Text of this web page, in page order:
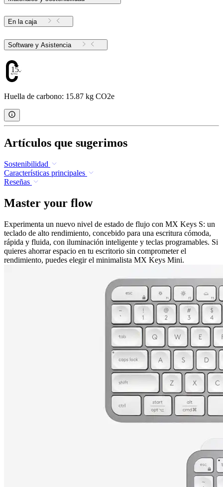
En la caja
Software y Asistencia
15.87
Huella de carbono: 15.87 kg CO2e
Artículos que sugerimos
Sostenibilidad
Características principales
Reseñas
Master your flow
Experimenta un nuevo nivel de estado de flujo con MX Keys S: un
teclado de alto rendimiento, concebido para una escritura cómoda,
rápida y fluida, con iluminación inteligente y teclas programables. Si
quieres ahorrar espacio en tu escritorio sin comprometer el
rendimiento, puedes elegir el minimalista MX Keys Mini.